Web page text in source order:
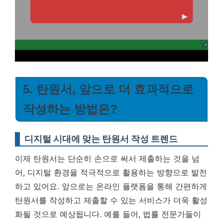
5. 탄원서, 앞으로 더 효과적으로
작성하는 방법은?
디지털 시대에 맞는 탄원서 작성 트렌드
이제 탄원서는 단순히 손으로 써서 제출하는 것을 넘
어, 디지털 환경을 적극적으로 활용하는 방향으로 발전
하고 있어요. 앞으로는 온라인 플랫폼을 통해 간편하게
탄원서를 작성하고 제출할 수 있는 서비스가 더욱 활성
화될 것으로 예상됩니다. 예를 들어, 법률 전문가들이